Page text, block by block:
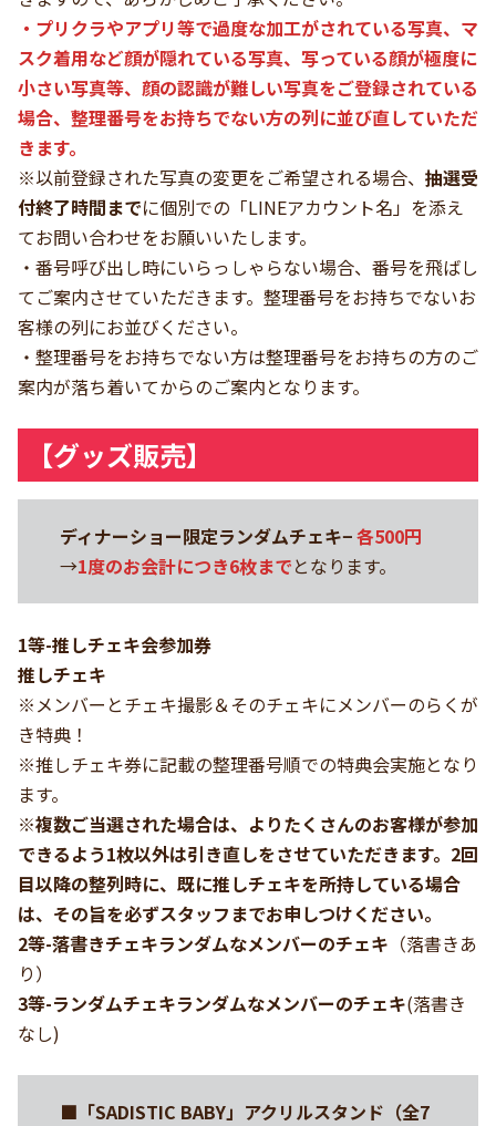
・プリクラやアプリ等で過度な加工がされている写真、マ
スク着用など顔が隠れている写真、写っている顔が極度に
小さい写真等、顔の認識が難しい写真をご登録されている
場合、整理番号をお持ちでない方の列に並び直していただ
きます。
※以前登録された写真の変更をご希望される場合、 抽選受
付終了時間までに個別での「LINEアカウント名」を添え
てお問い合わせをお願いいたします。
・番号呼び出し時にいらっしゃらない場合、番号を飛ばし
てご案内させていただきます。整理番号をお持ちでないお
客様の列にお並びください。
・整理番号をお持ちでない方は整理番号をお持ちの方のご
案内が落ち着いてからのご案内となります。
【グッズ販売】
ディナーショー限定ランダムチェキ−各500円
→1度のお会計につき6枚までとなります。
1等-推しチェキ会参加券
推しチェキ
※メンバーとチェキ撮影＆そのチェキにメンバーのらくが
き特典！
※推しチェキ券に記載の整理番号順での特典会実施となり
ます。
※複数ご当選された場合は、よりたくさんのお客様が参加
できるよう1枚以外は引き直しをさせていただきます。2回
目以降の整列時に、既に推しチェキを所持している場合
は、その旨を必ずスタッフまでお申しつけください。
2等-落書きチェキランダムなメンバーのチェキ （落書きあ
り）
3等-ランダムチェキランダムなメンバーのチェキ(落書き
なし)
■「SADISTIC BABY」アクリルスタンド（全7